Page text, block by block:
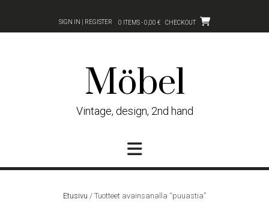
content
SIGN IN | REGISTER 0 ITEMS - 0,00 € CHECKOUT
Möbel
Vintage, design, 2nd hand
Etusivu / Tuotteet avainsanalla “puuastia”